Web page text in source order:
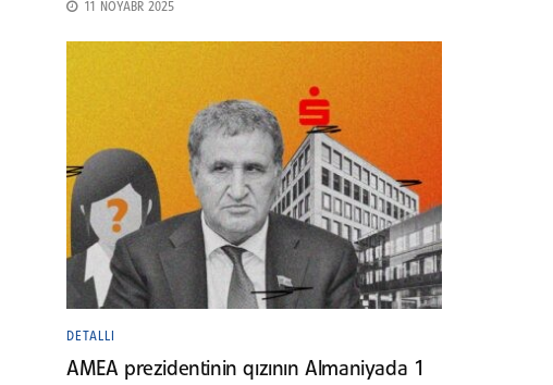
11 NOYABR 2025
DETALLI
AMEA prezidentinin qızının Almaniyada 1